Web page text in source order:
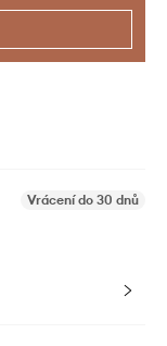
Vrácení do 30 dnů